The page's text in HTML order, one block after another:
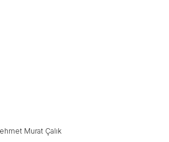
Murat Çalık